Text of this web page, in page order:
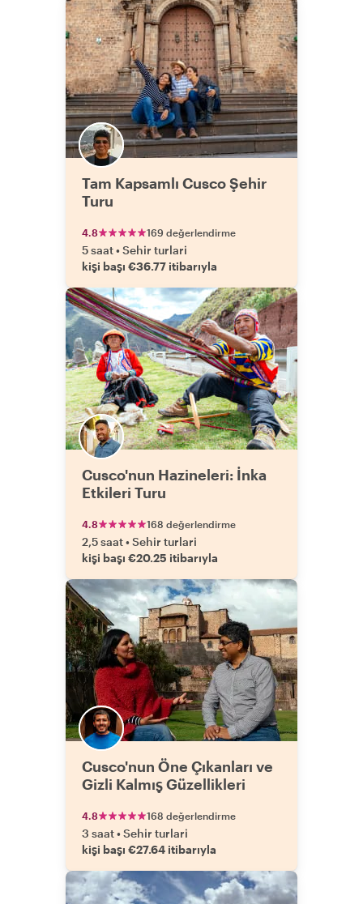
Tam Kapsamlı Cusco Şehir
Turu
4.8 169 değerlendirme
5 saat•Sehir turlari
kişi başı €36.77 itibarıyla
Cusco'nun Hazineleri: İnka
Etkileri Turu
4.8 168 değerlendirme
2,5 saat•Sehir turlari
kişi başı €20.25 itibarıyla
Cusco'nun Öne Çıkanları ve
Gizli Kalmış Güzellikleri
4.8 168 değerlendirme
3 saat•Sehir turlari
kişi başı €27.64 itibarıyla